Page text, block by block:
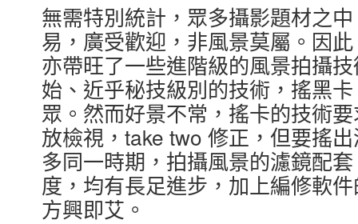
無需特別統計，眾多攝影題材之
易，廣受歡迎，非風景莫屬。因
亦帶旺了一些進階級的風景拍攝
始、近乎秘技級別的技術，搖黑
眾。然而好景不常，搖卡的技術
放檢視，take two 修正，但要搖
多同一時期，拍攝風景的濾鏡配
度，均有長足進步，加上編修軟
方興即艾。